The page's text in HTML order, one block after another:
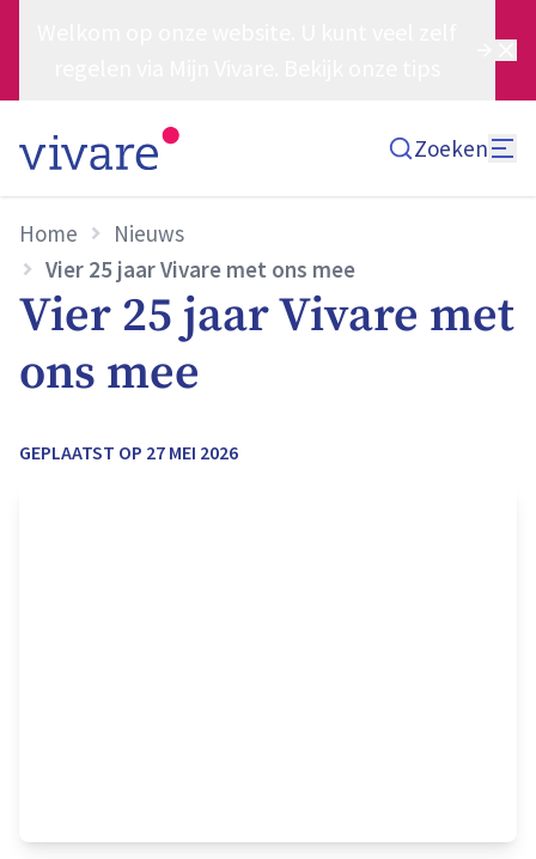
Zoeken
Home
Nieuws
Vier 25 jaar Vivare met ons mee
Vier 25 jaar Vivare met
ons mee
GEPLAATST OP 27 MEI 2026